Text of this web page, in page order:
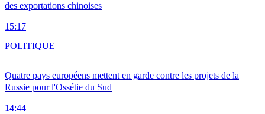
des exportations chinoises
15:17
Quatre pays européens mettent en garde contre les projets de la
Russie pour l'Ossétie du Sud
14:44
POLITIQUE